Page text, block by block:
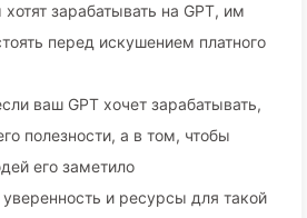
зарабатывать на GPT, им
перед искушением платного
ваш GPT хочет зарабатывать,
полезности, а в том, чтобы
его заметило
и ресурсы для такой